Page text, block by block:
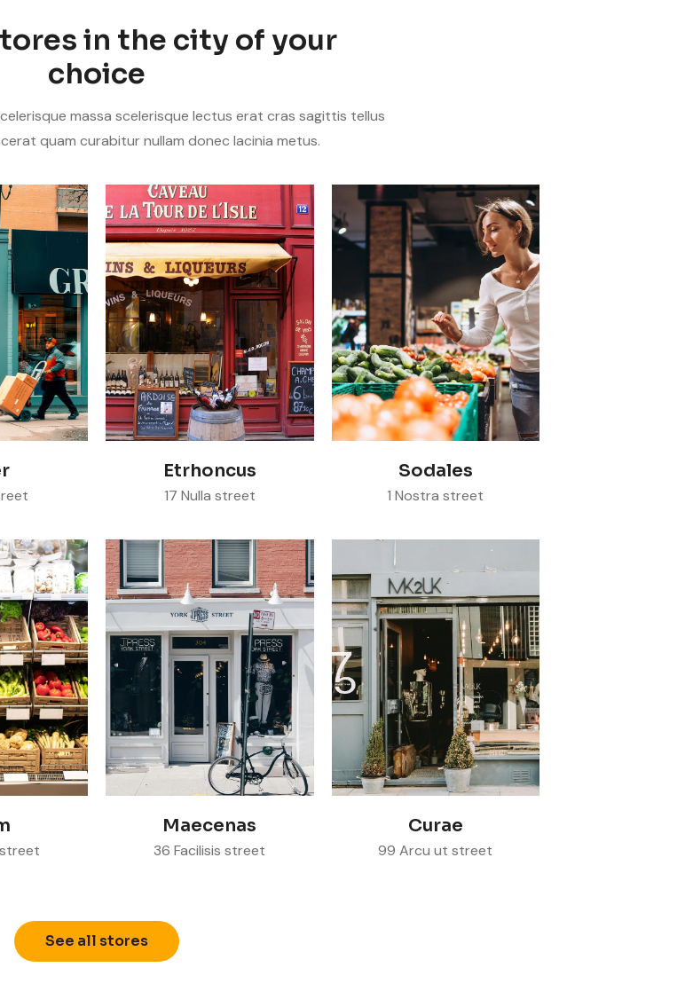
in the city of your
choice
massa scelerisque lectus erat cras sagittis tellus
quam curabitur nullam donec lacinia metus.
Visit store
Etrhoncus
17 Nulla street
Visit store
Sodales
1 Nostra street
Visit store
Maecenas
36 Facilisis street
Visit store
Curae
99 Arcu ut street
See all stores